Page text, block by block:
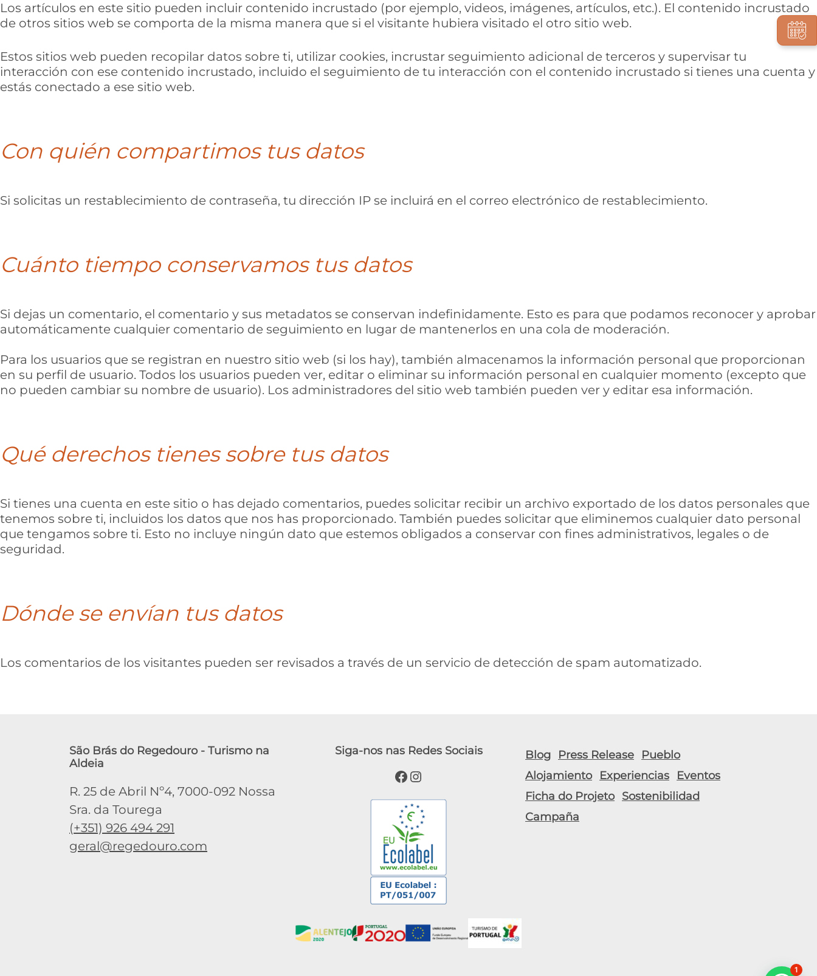
Los artículos en este sitio pueden incluir contenido incrustado (por ejemplo, videos, imágenes, artículos, etc.). El contenido incrustado
de otros sitios web se comporta de la misma manera que si el visitante hubiera visitado el otro sitio web.
Estos sitios web pueden recopilar datos sobre ti, utilizar cookies, incrustar seguimiento adicional de terceros y supervisar tu
interacción con ese contenido incrustado, incluido el seguimiento de tu interacción con el contenido incrustado si tienes una cuenta y
estás conectado a ese sitio web.
Con quién compartimos tus datos
Si solicitas un restablecimiento de contraseña, tu dirección IP se incluirá en el correo electrónico de restablecimiento.
Cuánto tiempo conservamos tus datos
Si dejas un comentario, el comentario y sus metadatos se conservan indefinidamente. Esto es para que podamos reconocer y aprobar
automáticamente cualquier comentario de seguimiento en lugar de mantenerlos en una cola de moderación.
Para los usuarios que se registran en nuestro sitio web (si los hay), también almacenamos la información personal que proporcionan
en su perfil de usuario. Todos los usuarios pueden ver, editar o eliminar su información personal en cualquier momento (excepto que
no pueden cambiar su nombre de usuario). Los administradores del sitio web también pueden ver y editar esa información.
Qué derechos tienes sobre tus datos
Si tienes una cuenta en este sitio o has dejado comentarios, puedes solicitar recibir un archivo exportado de los datos personales que
tenemos sobre ti, incluidos los datos que nos has proporcionado. También puedes solicitar que eliminemos cualquier dato personal
que tengamos sobre ti. Esto no incluye ningún dato que estemos obligados a conservar con fines administrativos, legales o de
seguridad.
Dónde se envían tus datos
Los comentarios de los visitantes pueden ser revisados ​​a través de un servicio de detección de spam automatizado.
São Brás do Regedouro - Turismo na
Aldeia
R. 25 de Abril Nº4, 7000-092 Nossa
Sra. da Tourega
(+351) 926 494 291
geral@regedouro.com
Siga-nos nas Redes Sociais
Facebook
Instagram
Blog Press Release
Pueblo
Alojamiento
Experiencias
Eventos
Ficha do Projeto Sostenibilidad
Campaña
1